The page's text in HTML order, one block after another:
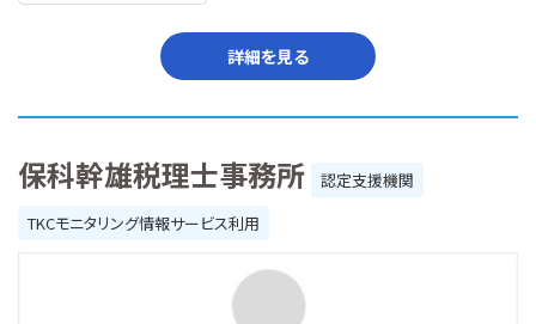
詳細を見る
保科幹雄税理士事務所
認定支援機関
TKCモニタリング情報サービス利用